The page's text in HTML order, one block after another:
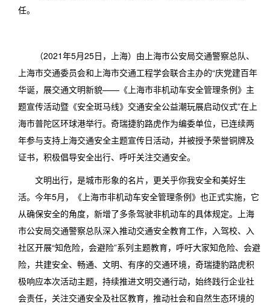
任。
（2021年5月25日，上海）由上海市公安局交通警察总队、
上海市交通委员会和上海市交通工程学会联合主办的“庆党建百年
华诞，展交通文明新貌——《上海市非机动车安全管理条例》主
题宣传活动暨《安全斑马线》交通安全公益潮玩展启动仪式”在上
海市普陀区环球港举行。奇瑞捷豹路虎作为编委单位，已连续两
年参与支持上海交通安全主题宣传日活动，并被授予荣誉铜牌及
证书，积极倡导安全出行、呼吁关注交通安全。
文明出行，是城市形象的名片，更关乎你我安全和美好生
活。今年5月，《上海市非机动车安全管理条例》也正式实施，它
从确保安全的角度，新增了多条驾驶非机动车的具体规定。上海
市公安局交通警察总队深入推动交通安全教育工作，入驾校、入
社区开展“知危险，会避险”系列主题教育，呼吁大家知危险、会避
险，共建安全、畅通、文明、有序的交通环境，奇瑞捷豹路虎积
极响应本次活动主题，持续推进文明交通行动，始终践行企业社
会责任，关注交通安全及社区教育，推动社会和自然生态环境的